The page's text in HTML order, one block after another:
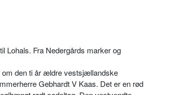
Lohals. Fra Nedergårds marker og
den ti år ældre vestsjællandske
Gebhardt V Kaas. Det er en rød